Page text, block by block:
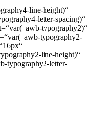
line-height)“
letter-spacing)“
typography2)“
typography2-
line-height)“
typography2-letter-